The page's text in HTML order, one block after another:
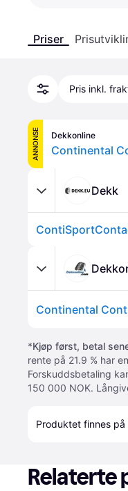
Priser
Pris inkl.
ANNONSE Dekkonline
Dekk
*Kjøp først, betal
rente på 21.9 % har
Forskuddsbetaling
150 000 NOK.
Produktet finnes på
Relaterte